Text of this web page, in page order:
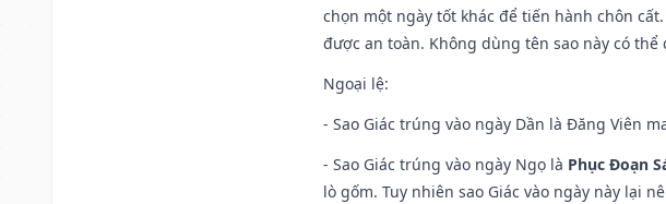
chọn một ngày tốt khác để tiến hành chôn
được an toàn. Không dùng tên sao này có
Ngoại lệ:
- Sao Giác trúng vào ngày Dần là Đăng Viên
- Sao Giác trúng vào ngày Ngọ là Phục Đoạn
lò gốm. Tuy nhiên sao Giác vào ngày này lại